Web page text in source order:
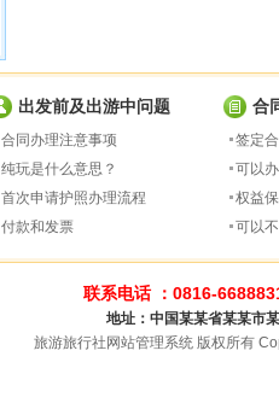
出发前及出游中问题
合同办理注意事项
纯玩是什么意思？
首次申请护照办理流程
付款和发票
合
签定
可以
权益
可以
联系电话 ：0816-
地址：中国某某省某某市
旅游旅行社网站管理系统 版权所有